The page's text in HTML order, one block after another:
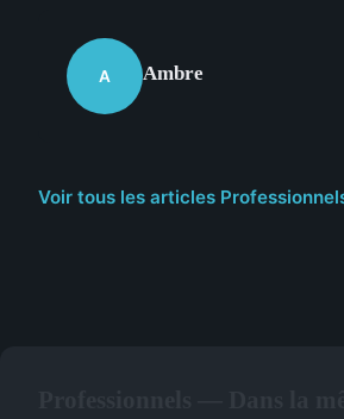
A Ambre
Voir tous les articles